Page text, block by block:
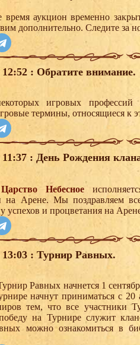
время аукцион временно
дополнительно. Следите за
12:52 : Обратите внимание.
игровых
термины, относящиеся к
11:37 : День Рождения
Царство Небесное
на Арене. Мы поздравляем
успехов и процветания на
13:03 : Турнир Равных.
Равных начнется 1
начнут приниматься с 20
тем, что все участники
на Турнире служит
можно ознакомиться в